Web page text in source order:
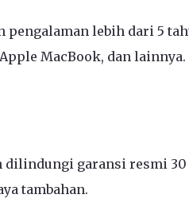
lebih dari 5
MacBook, dan lainnya.
garansi resmi
tambahan.